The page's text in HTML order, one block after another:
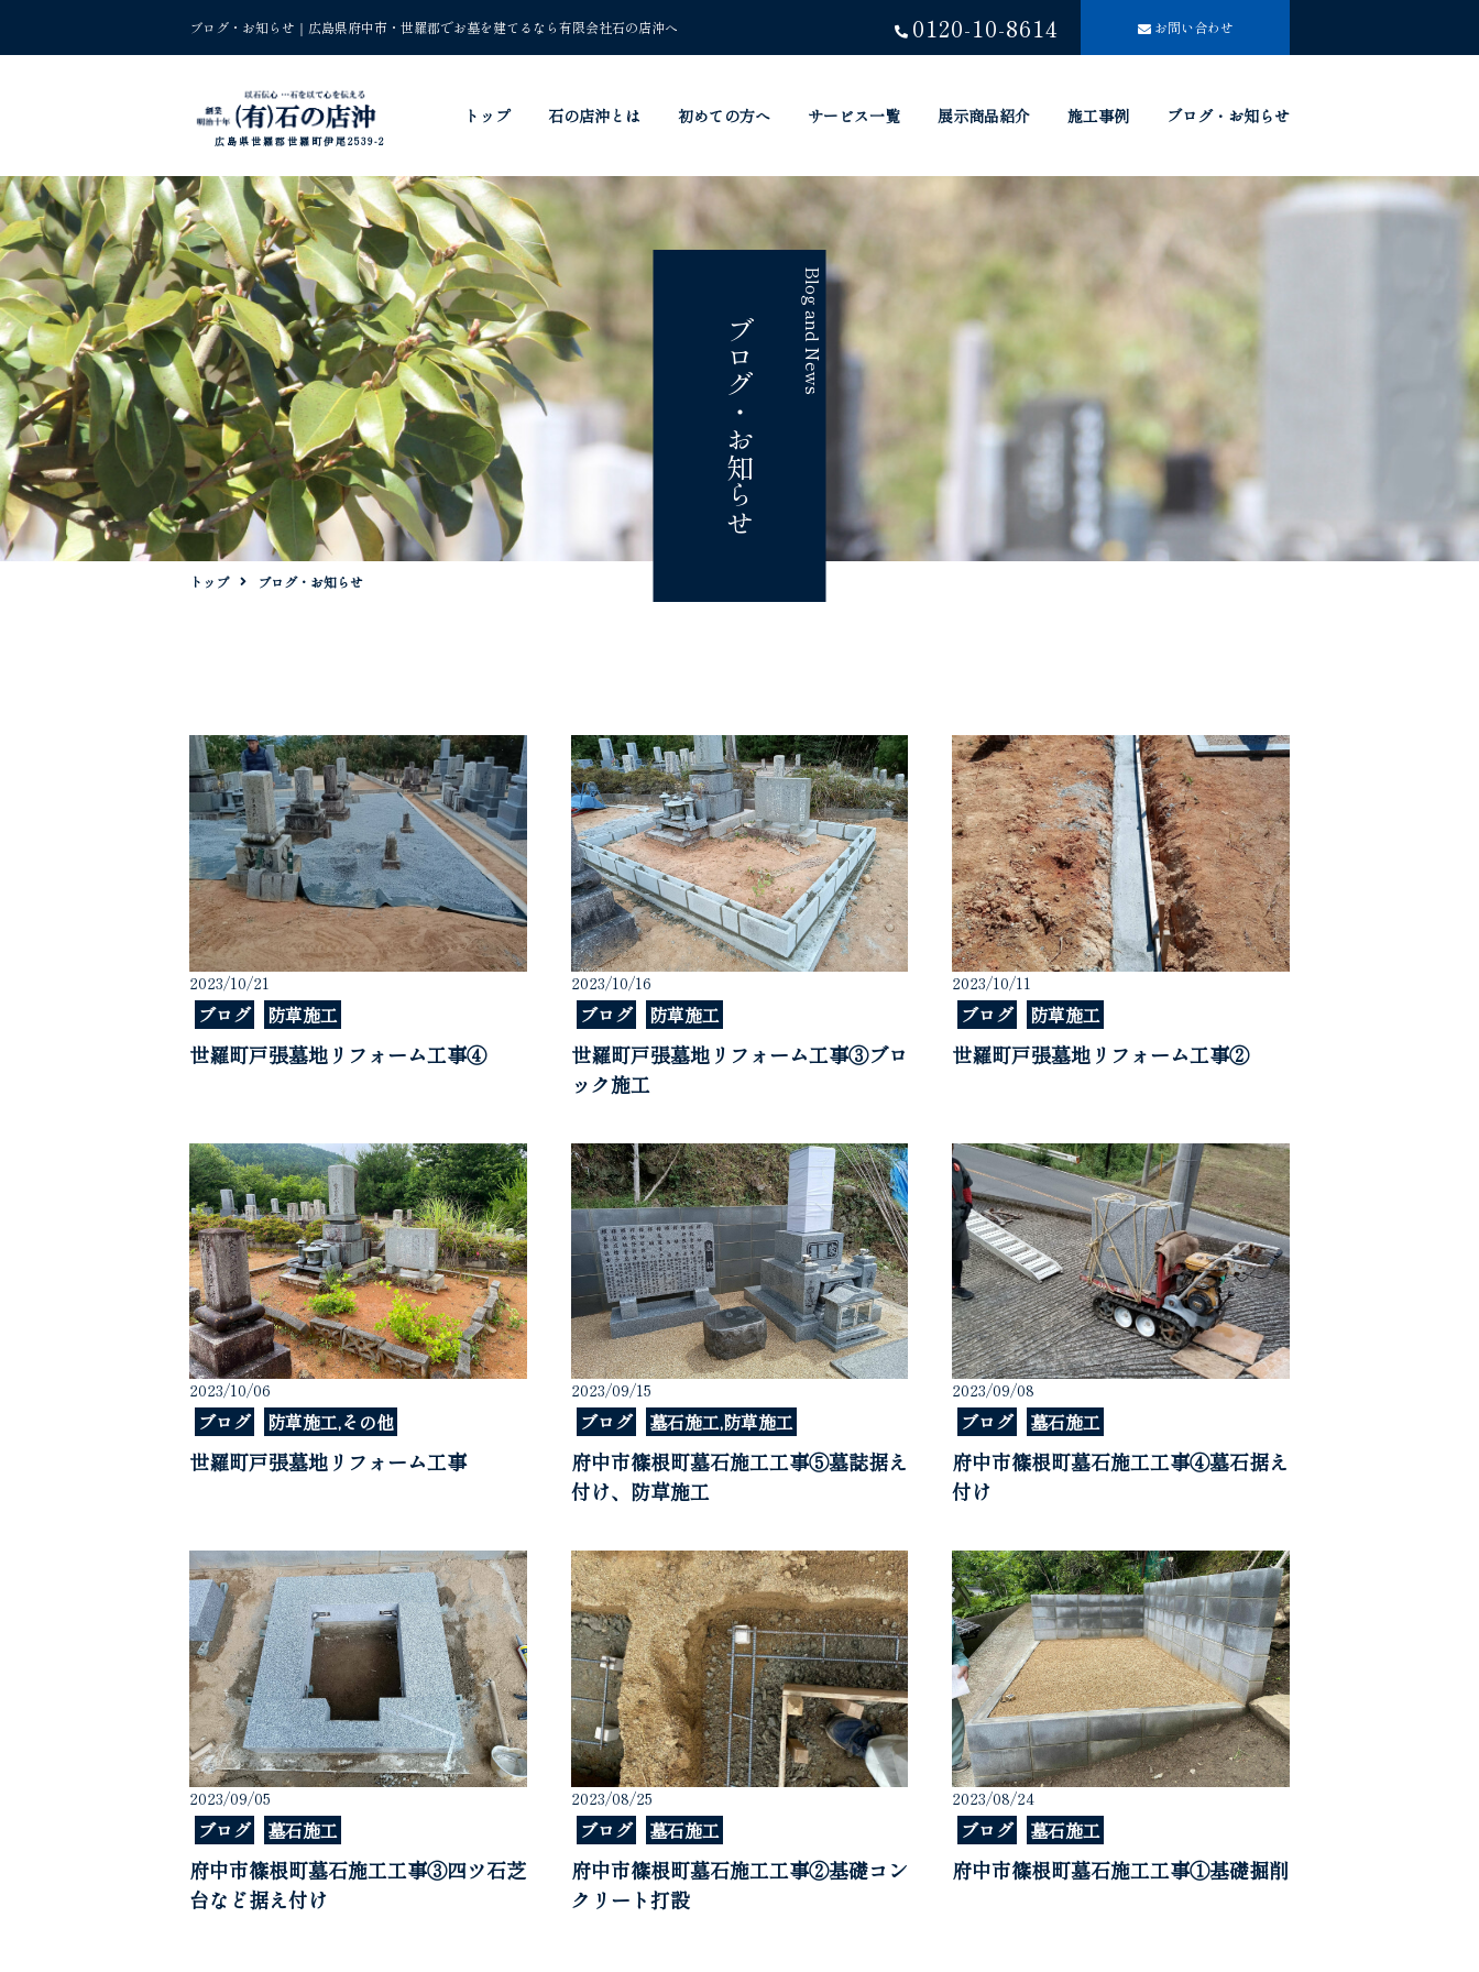
ブログ・お知らせ｜広島県府中市・世羅郡でお墓を建てるなら有限会社石の店沖へ 0120-10-8614 お問い合わせ
広島県世羅郡世羅町伊尾2539-2
トップ 石の店沖とは 初めての方へ サービス一覧 展示商品紹介 施工事例 ブログ・お知らせ
Blog and News
ブログ・お知らせ
トップ ブログ・お知らせ
2023/10/21
ブログ 防草施工
世羅町戸張墓地リフォーム工事④
2023/10/16
ブログ 防草施工
世羅町戸張墓地リフォーム工事③ブロ
ック施工
2023/10/11
ブログ 防草施工
世羅町戸張墓地リフォーム工事②
2023/10/06
ブログ 防草施工,その他
世羅町戸張墓地リフォーム工事
2023/09/15
ブログ 墓石施工,防草施工
府中市篠根町墓石施工工事⑤墓誌据え
付け、防草施工
2023/09/08
ブログ 墓石施工
府中市篠根町墓石施工工事④墓石据え
付け
2023/09/05
ブログ 墓石施工
府中市篠根町墓石施工工事③四ツ石芝
台など据え付け
2023/08/25
ブログ 墓石施工
府中市篠根町墓石施工工事②基礎コン
クリート打設
2023/08/24
ブログ 墓石施工
府中市篠根町墓石施工工事①基礎掘削